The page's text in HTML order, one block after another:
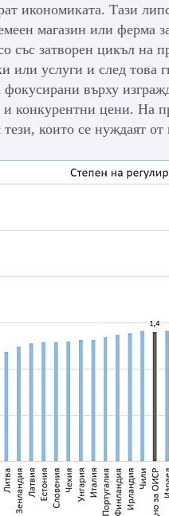
икономиката. Тази
магазин или ферма
със затворен цикъл на
или услуги и след това
фокусирани върху
конкурентни цени. На
които се нуждаят